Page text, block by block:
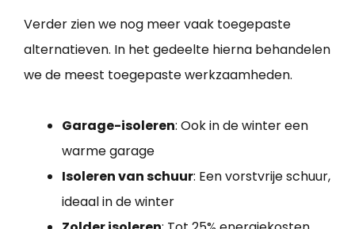
Verder zien we nog meer vaak toegepaste
alternatieven. In het gedeelte hierna behandelen
we de meest toegepaste werkzaamheden.
Garage-isoleren: Ook in de winter een
warme garage
Isoleren van schuur: Een vorstvrije schuur,
ideaal in de winter